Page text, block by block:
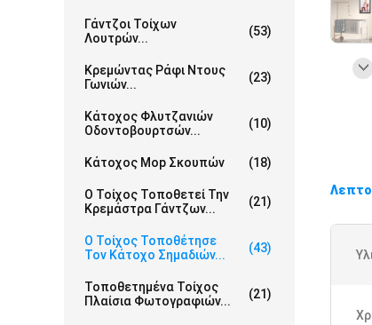
Γάντζοι Τοίχων
Λουτρών...
(53)
Κρεμώντας Ράφι Ντους
Γωνιών...
(23)
Κάτοχος Φλυτζανιών
Οδοντοβουρτσών...
(10)
Κάτοχος Mop Σκουπών (18)
Ο Τοίχος Τοποθετεί Την
Κρεμάστρα Γάντζων...
(21)
Ο Τοίχος Τοποθέτησε
Τον Κάτοχο Σημαδιών...
(43)
Τοποθετημένα Τοίχος
Πλαίσια Φωτογραφιών...
(21)